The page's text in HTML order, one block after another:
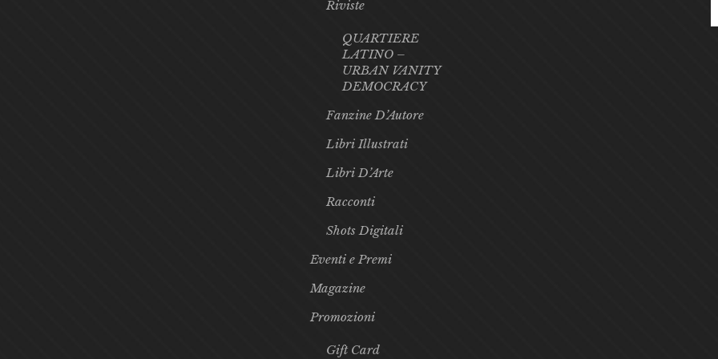
Riviste
QUARTIERE
LATINO –
URBAN VANITY
DEMOCRACY
Fanzine D’Autore
Libri Illustrati
Libri D’Arte
Racconti
Shots Digitali
Eventi e Premi
Magazine
Promozioni
Gift Card